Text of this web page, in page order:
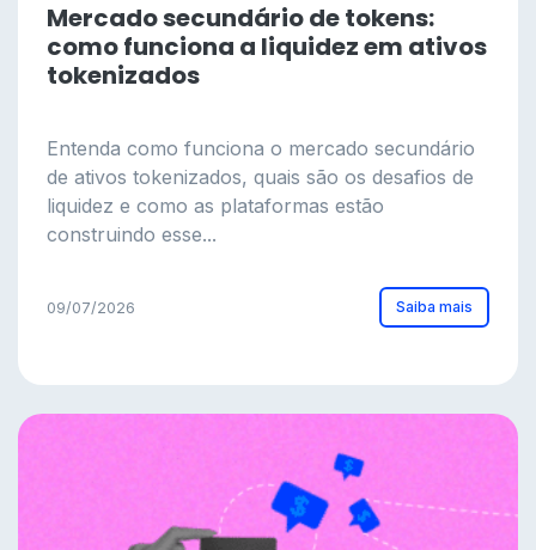
Mercado secundário de tokens:
como funciona a liquidez em ativos
tokenizados
Entenda como funciona o mercado secundário
de ativos tokenizados, quais são os desafios de
liquidez e como as plataformas estão
construindo esse...
09/07/2026 Saiba mais